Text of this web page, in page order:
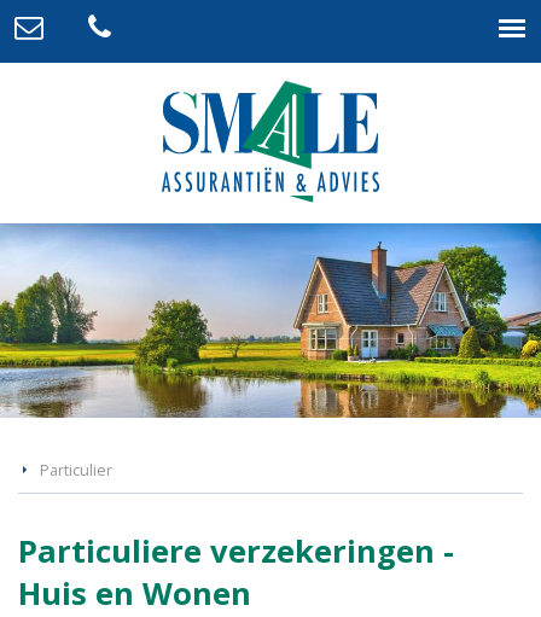
Particulier
Particuliere verzekeringen -
Huis en Wonen